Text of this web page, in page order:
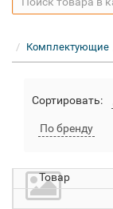
Комплектующие
Сортировать:
По бренду
Товар